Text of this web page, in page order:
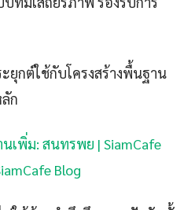
กต์ใช้กับโครงสร้างพื้นฐาน
ก
นเพิ่ม: สนทรพย | SiamCafe
Blog